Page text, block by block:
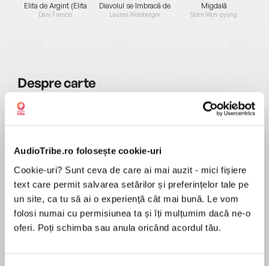
AudioTribe.ro folosește cookie-uri
Cookie-uri? Sunt ceva de care ai mai auzit - mici fișiere
text care permit salvarea setărilor și preferințelor tale pe
un site, ca tu să ai o experiență cât mai bună. Le vom
folosi numai cu permisiunea ta și îți mulțumim dacă ne-o
oferi. Poți schimba sau anula oricând acordul tău.
Elita de Argint (Elita
de...
Dani Francis
Diavolul se îmbracă de
la...
Lauren Weisberger
Migdală
Sohn Won-pyung
Desprecarte
Enter a fantastical world of dangerous faeries,
wicked princes and one half-human girl who
edition of The Iron King includes the bonus
MY NAME IS MEGHAN CHASE.
In less than twenty-four hours, I’ll be sixteen.
Countless stories, songs and poems have been
MAI MULT
În acest moment nu există recenzii
pentru această carte